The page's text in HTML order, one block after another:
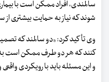
سالمندی، افراد ممکن است با
شوند که نیاز به حمایت بیشتری
وی تأکید کرد: «دو سالمند که
کنند که هر دو طرف ممکن است
و این مسئله باید با رویکردی